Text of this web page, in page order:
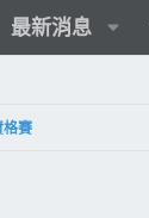
最新消息
格賽